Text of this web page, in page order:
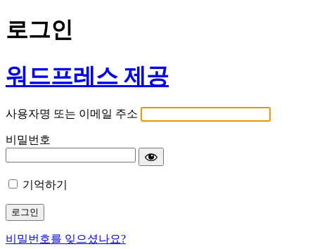
로그인
워드프레스 제공
사용자명 또는 이메일 주소
비밀번호
기억하기
비밀번호를 잊으셨나요?